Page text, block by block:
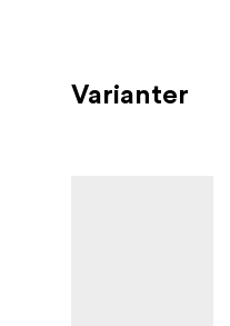
Varianter